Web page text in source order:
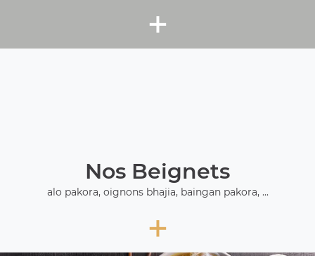
+
Nos Beignets
alo pakora, oignons bhajia, baingan pakora, ...
+